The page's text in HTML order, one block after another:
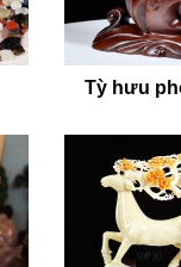
Tỳ hưu